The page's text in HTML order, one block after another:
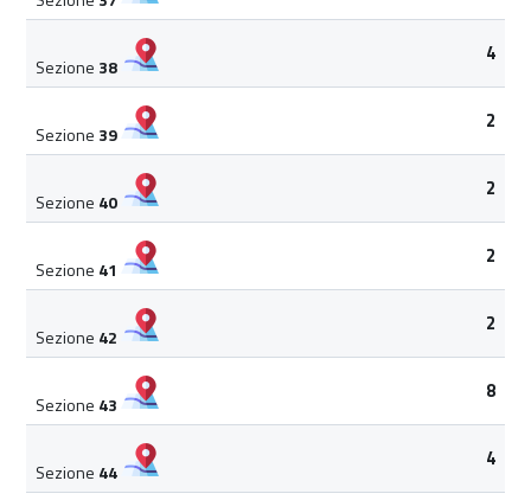
Sezione 38
4
Sezione 39
2
Sezione 40
2
Sezione 41
2
Sezione 42
2
Sezione 43
8
Sezione 44
4